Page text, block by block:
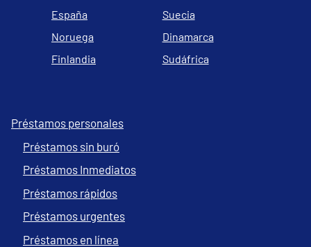
España
Suecia
Noruega
Dinamarca
Finlandia
Sudáfrica
Préstamos personales
Préstamos sin buró
Préstamos Inmediatos
Préstamos rápidos
Préstamos urgentes
Préstamos en línea